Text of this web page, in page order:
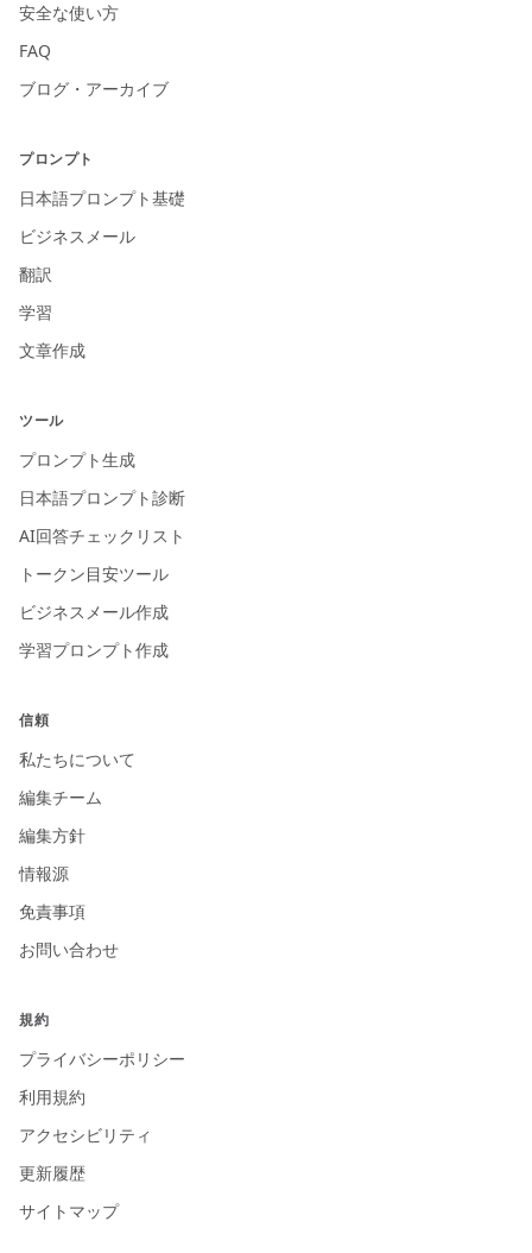
安全な使い方
FAQ
ブログ・アーカイブ
プロンプト
日本語プロンプト基礎
ビジネスメール
翻訳
学習
文章作成
ツール
プロンプト生成
日本語プロンプト診断
AI回答チェックリスト
トークン目安ツール
ビジネスメール作成
学習プロンプト作成
信頼
私たちについて
編集チーム
編集方針
情報源
免責事項
お問い合わせ
規約
プライバシーポリシー
利用規約
アクセシビリティ
更新履歴
サイトマップ